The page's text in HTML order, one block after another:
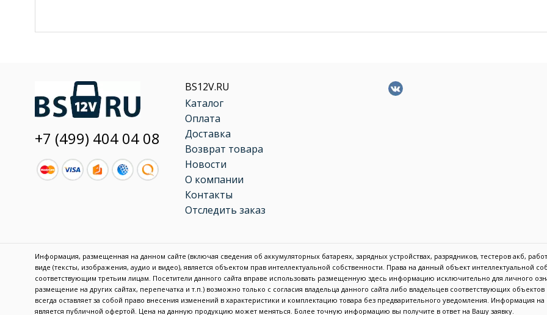
+7 (499) 404 04 08
BS12V.RU
Каталог
Оплата
Доставка
Возврат товара
Новости
О компании
Контакты
Отследить заказ
Информация, размещенная на данном сайте (включая сведения об аккумуляторных батареях, зарядных устройствах, разрядников, тестеров акб,
виде (тексты, изображения, аудио и видео), является объектом прав интеллектуальной собственности. Права на данный объект интеллектуальной
соответствующим третьим лицам. Посетители данного сайта вправе использовать размещенную здесь информацию исключительно для личного
размещение на других сайтах, перепечатка и т.п.) возможно только с согласия владельца данного сайта либо владельцев соответствующих
всегда оставляет за собой право внесения изменений в характеристики и комплектацию товара без предварительного уведомления. Информация
является публичной офертой. Цена на данную продукцию может меняться. Более точную информацию вы получите в ответ на Вашу заявку.